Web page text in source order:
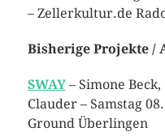
– Zellerkultur.de
Bisherige Projekte
SWAY– Simone
Clauder – Samstag
Ground Überlingen